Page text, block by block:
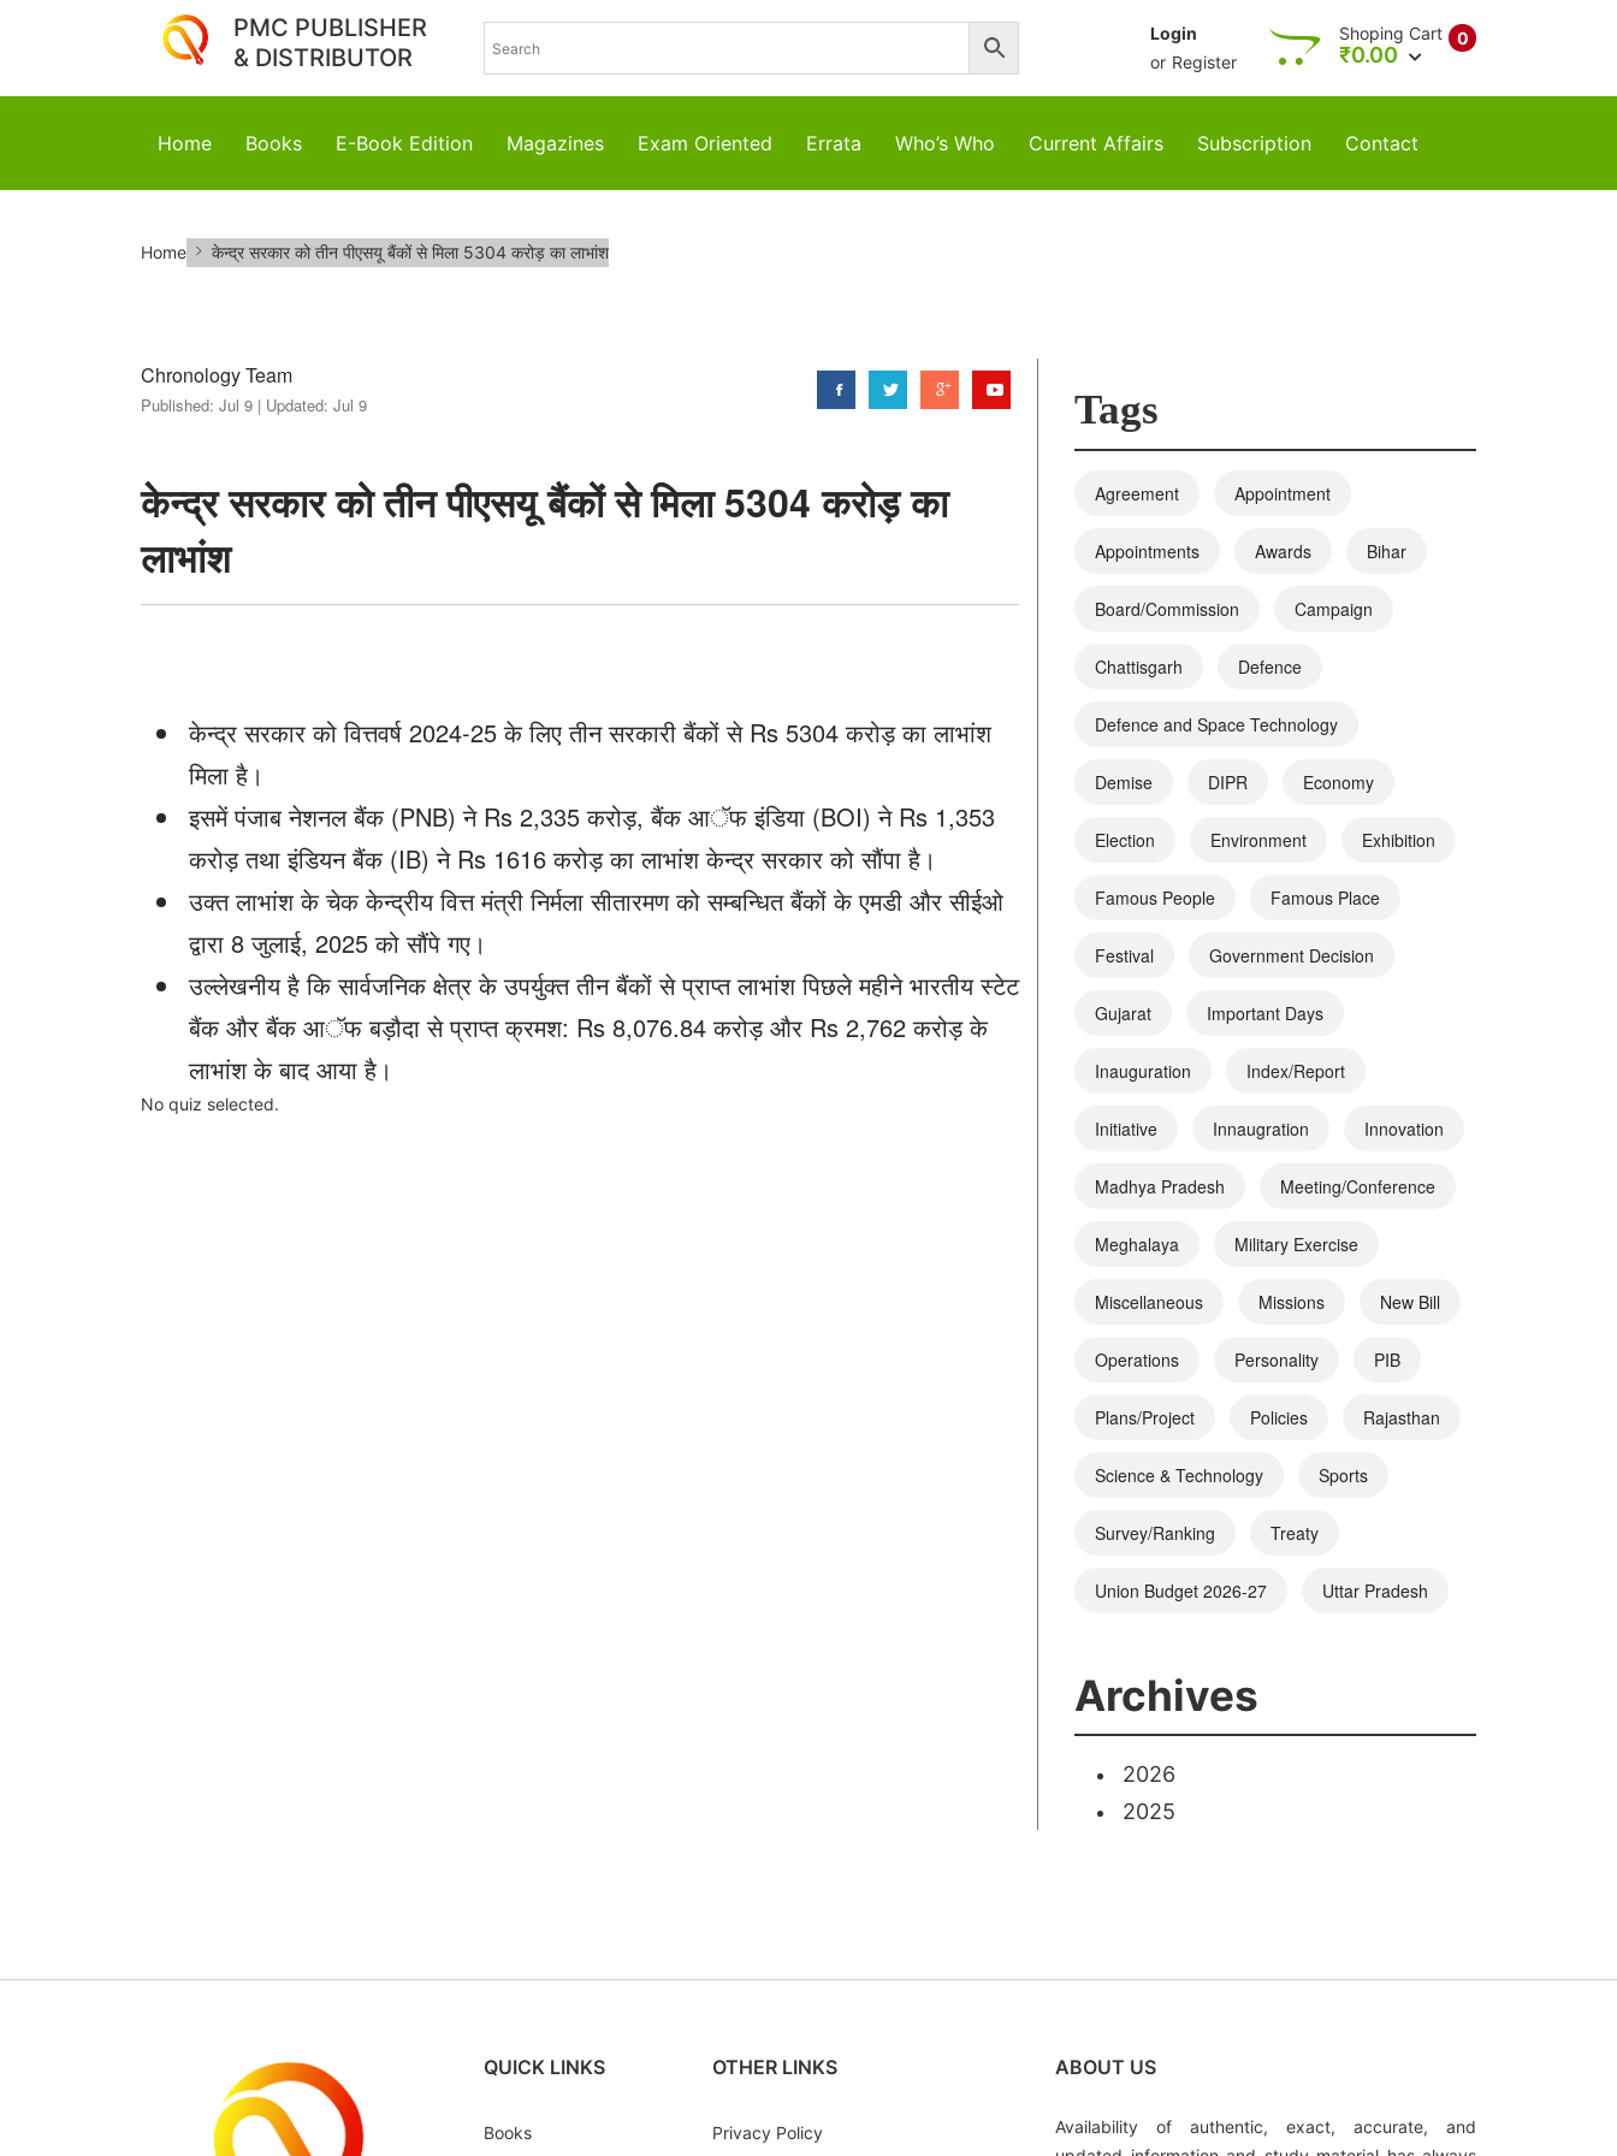
PMC PUBLISHER
& DISTRIBUTOR
Login
or Register
0
Shoping Cart
₹0.00
Home Books E-Book Edition Magazines Exam Oriented Errata Who’s Who Current Affairs Subscription Contact
Home केन्द्र सरकार को तीन पीएसयू बैंकों से मिला 5304 करोड़ का लाभांश
Chronology Team
Published: Jul 9 | Updated: Jul 9
केन्द्र सरकार को तीन पीएसयू बैंकों से मिला 5304 करोड़ का
लाभांश
केन्द्र सरकार को वित्तवर्ष 2024-25 के लिए तीन सरकारी बैंकों से Rs 5304 करोड़ का लाभांश
मिला है।
इसमें पंजाब नेशनल बैंक (PNB) ने Rs 2,335 करोड़, बैंक आॅफ इंडिया (BOI) ने Rs 1,353
करोड़ तथा इंडियन बैंक (IB) ने Rs 1616 करोड़ का लाभांश केन्द्र सरकार को सौंपा है।
उक्त लाभांश के चेक केन्द्रीय वित्त मंत्री निर्मला सीतारमण को सम्बन्धित बैंकों के एमडी और सीईओ
द्वारा 8 जुलाई, 2025 को सौंपे गए।
उल्लेखनीय है कि सार्वजनिक क्षेत्र के उपर्युक्त तीन बैंकों से प्राप्त लाभांश पिछले महीने भारतीय स्टेट
बैंक और बैंक आॅफ बड़ौदा से प्राप्त क्रमश: Rs 8,076.84 करोड़ और Rs 2,762 करोड़ के
लाभांश के बाद आया है।
No quiz selected.
Tags
Agreement Appointment
Appointments Awards Bihar
Board/Commission Campaign
Chattisgarh Defence
Defence and Space Technology
Demise DIPR Economy
Election Environment Exhibition
Famous People Famous Place
Festival Government Decision
Gujarat Important Days
Inauguration Index/Report
Initiative Innaugration Innovation
Madhya Pradesh Meeting/Conference
Meghalaya Military Exercise
Miscellaneous Missions New Bill
Operations Personality PIB
Plans/Project Policies Rajasthan
Science & Technology Sports
Survey/Ranking Treaty
Union Budget 2026-27 Uttar Pradesh
Archives
2026
2025
QUICK LINKS
Books
OTHER LINKS
Privacy Policy
ABOUT US
Availability of authentic, exact, accurate, and